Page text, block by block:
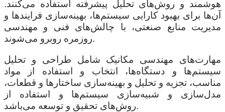
هوشمند و روش‌های تحلیل پیشرفته استفاده می‌کنند.
آن‌ها برای بهبود کارایی سیستم‌ها، بهینه‌سازی فرایندها و
مدیریت منابع صنعتی، با چالش‌های فنی و مهندسی
روزمره روبرو می‌شوند.
مهارت‌های مهندسی مکانیک شامل طراحی و تحلیل
سیستم‌ها و دستگاه‌ها، انتخاب و استفاده از مواد
مناسب، تجزیه و تحلیل و بهینه‌سازی ساختارها و قطعات،
مدل‌سازی و شبیه‌سازی سیستم‌ها و استفاده از
روش‌های تحقیق و توسعه می‌باشد.